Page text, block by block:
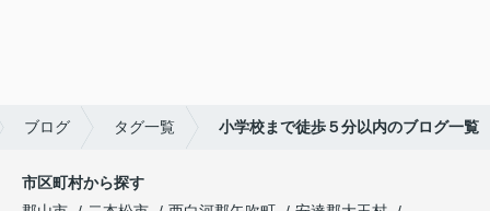
ブログ タグ一覧 小学校まで徒歩５分以内のブログ一覧
市区町村から探す